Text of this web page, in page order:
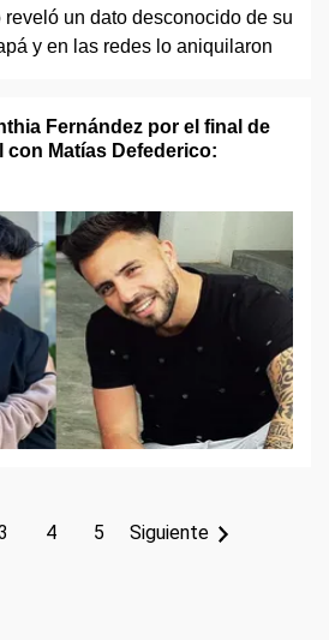
Fernández por el final de
Matías Defederico:
4 5 Siguiente